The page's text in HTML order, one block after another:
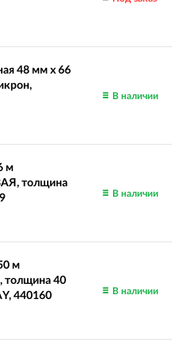
48 мм х 66
В наличии
м
толщина
В наличии
м
толщина 40
440160
В наличии